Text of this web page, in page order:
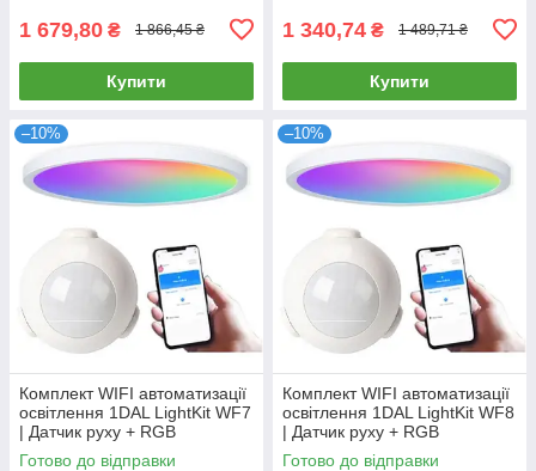
1 679,80 ₴ 1 866,45 ₴
Купити
1 340,74 ₴ 1 489,71 ₴
Купити
–10%
Комплект WIFI автоматизації
освітлення 1DAL LightKit WF7
| Датчик руху + RGB
світильник 12 W | APP "Tuya"
Готово до відправки
–10%
Комплект WIFI автоматизації
освітлення 1DAL LightKit WF8
| Датчик руху + RGB
світильник 18 W | APP "Tuya"
Готово до відправки